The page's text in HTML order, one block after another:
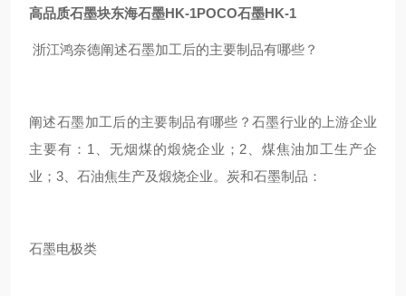
高品质石墨块东海石墨HK-1POCO石墨HK-1
浙江鸿奈德阐述石墨加工后的主要制品有哪些？
阐述石墨加工后的主要制品有哪些？石墨行业的上游企业
主要有：1、无烟煤的煅烧企业；2、煤焦油加工生产企
业；3、石油焦生产及煅烧企业。炭和石墨制品：
石墨电极类